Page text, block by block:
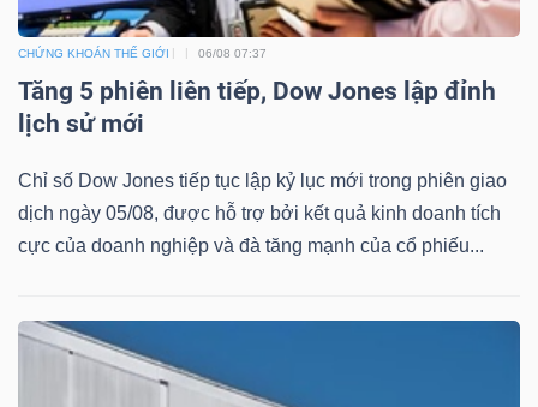
CHỨNG KHOÁN THẾ GIỚI 06/08 07:37
Tăng 5 phiên liên tiếp, Dow Jones lập đỉnh
lịch sử mới
Chỉ số Dow Jones tiếp tục lập kỷ lục mới trong phiên giao
dịch ngày 05/08, được hỗ trợ bởi kết quả kinh doanh tích
cực của doanh nghiệp và đà tăng mạnh của cổ phiếu...
ÍCH
BẤT
SẢN